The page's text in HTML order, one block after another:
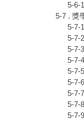
5-6-
5-7 . 獎
5-7-
5-7-
5-7-
5-7-
5-7-
5-7-
5-7-
5-7-
5-7-